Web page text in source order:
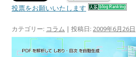
投票をお願いいたします
カテゴリー: コラム | 投稿日: 2009年6月26日